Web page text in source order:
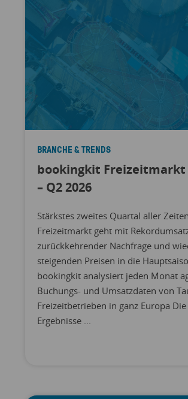
BRANCHE & TRENDS
bookingkit Freizeitmarkt
– Q2 2026
Stärkstes zweites Quartal aller
Freizeitmarkt geht mit
zurückkehrender Nachfrage und
steigenden Preisen in die
bookingkit analysiert jeden Monat
Buchungs- und Umsatzdaten von
Freizeitbetrieben in ganz Europa Die
Ergebnisse ...